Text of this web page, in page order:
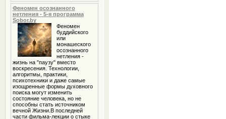
Феномен осознанного
нетления - 5-я программа
Sobor.by
Феномен
буддийского
или
монашеского
осознанного
нетления -
жизнь на "паузу" вместо
воскресения. Технологии,
алгоритмы, практики,
психотехники и даже самые
изощренные формы духовного
поиска могут изменить
состояние человека, но не
способны стать источником
вечной Жизни.В последней
части фильма-лекции о стыке